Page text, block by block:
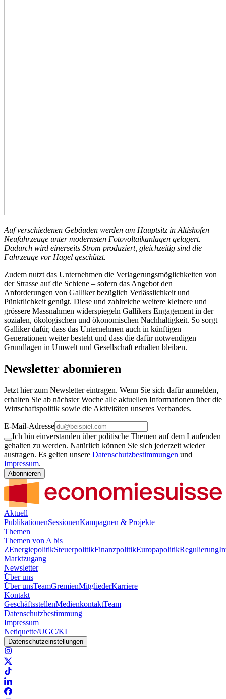
Auf verschiedenen Gebäuden werden am Hauptsitz in Altishofen
Neufahrzeuge unter modernsten Fotovoltaikanlagen gelagert.
Dadurch wird einerseits Strom produziert, gleichzeitig sind die
Fahrzeuge vor Hagel geschützt.
Zudem nutzt das Unternehmen die Verlagerungsmöglichkeiten von
der Strasse auf die Schiene – sofern das Angebot den
Anforderungen von Galliker bezüglich Verlässlichkeit und
Pünktlichkeit genügt. Diese und zahlreiche weitere kleinere und
grössere Massnahmen widerspiegeln Gallikers Engagement in der
sozialen, ökologischen und ökonomischen Nachhaltigkeit. So sorgt
Galliker dafür, dass das Unternehmen auch in künftigen
Generationen weiter besteht und dass die dafür notwendigen
Grundlagen in Umwelt und Gesellschaft erhalten bleiben.
Newsletter abonnieren
Jetzt hier zum Newsletter eintragen. Wenn Sie sich dafür anmelden,
erhalten Sie ab nächster Woche alle aktuellen Informationen über die
Wirtschaftspolitik sowie die Aktivitäten unseres Verbandes.
E-Mail-Adresse
Ich bin einverstanden über politische Themen auf dem Laufenden
gehalten zu werden. Natürlich können Sie sich jederzeit wieder
austragen. Es gelten unsere Datenschutzbestimmungen und
Impressum.
Abonnieren
Aktuell
PublikationenSessionenKampagnen & Projekte
Themen
Themen von A bis
ZEnergiepolitikSteuerpolitikFinanzpolitikEuropapolitikRegulierung
Marktzugang
Newsletter
Über uns
Über unsTeamGremienMitgliederKarriere
Kontakt
GeschäftsstellenMedienkontaktTeam
Datenschutzbestimmung
Impressum
Netiquette/UGC/KI
Datenschutzeinstellungen